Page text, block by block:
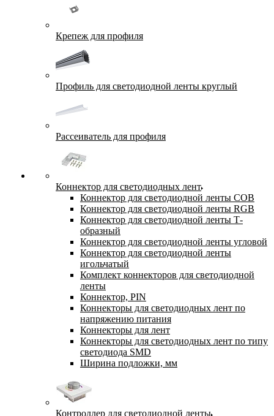
Крепеж для профиля
Профиль для светодиодной ленты круглый
Рассеиватель для профиля
Коннектор для светодиодных лент
Коннектор для светодиодной ленты COB
Коннектор для светодиодной ленты RGB
Коннектор для светодиодной ленты Т-
образный
Коннектор для светодиодной ленты угловой
Коннектор для светодиодной ленты
игольчатый
Комплект коннекторов для светодиодной
ленты
Коннектор, PIN
Коннекторы для светодиодных лент по
напряжению питания
Коннекторы для лент
Коннекторы для светодиодных лент по типу
светодиода SMD
Ширина подложки, мм
Контроллер для светодиодной ленты